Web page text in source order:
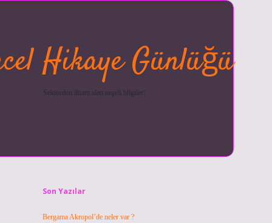
Hikaye Günlüğü
Sektörden ilham alan neşeli bilgiler!
Son Yazılar
Bergama Akropol’de neler var ?